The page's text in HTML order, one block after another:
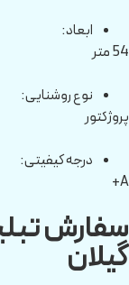
ابعاد:
54 متر
نوع روشنایی:
پروژکتور
درجه کیفیتی:
A+
سفارش
گیلان